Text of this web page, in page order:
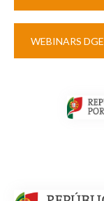
WEBINARS DGE